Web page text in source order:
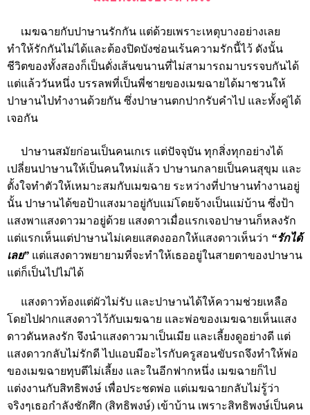
เมฆฉายกับปาษานรักกัน แต่ด้วยเพราะเหตุบางอย่างเลย
ทำให้รักกันไม่ได้และต้องปิดบังซ่อนเร้นความรักนี้ไว้ ดังนั้น
ชีวิตของทั้งสองก็เป็นดั่งเส้นขนานที่ไม่สามารถมาบรรจบกันได้
แต่แล้ววันหนึ่ง บรรลพที่เป็นพี่ชายของเมฆฉายได้มาชวนให้
ปาษานไปทำงานด้วยกัน ซึ่งปาษานตกปากรับคำไป และทั้งคู่ได้
เจอกัน
ปาษานสมัยก่อนเป็นคนเกเร แต่ปัจจุบัน ทุกสิ่งทุกอย่างได้
เปลี่ยนปาษานให้เป็นคนใหม่แล้ว ปาษานกลายเป็นคนสุขุม และ
ตั้งใจทำตัวให้เหมาะสมกับเมฆฉาย ระหว่างที่ปาษานทำงานอยู่
นั้น ปาษานได้ขอป้าแสงมาอยู่กับแม่โดยจ้างเป็นแม่บ้าน ซึ่งป้า
แสงพาแสงดาวมาอยู่ด้วย แสงดาวเมื่อแรกเจอปาษานก็หลงรัก
แต่แรกเห็นแต่ปาษานไม่เคยแสดงออกให้แสงดาวเห็นว่า “รักได้
เลย” แต่แสงดาวพยายามที่จะทำให้เธออยู่ในสายตาของปาษาน
แต่ก็เป็นไปไม่ได้
แสงดาวท้องแต่ผัวไม่รับ และปาษานได้ให้ความช่วยเหลือ
โดยไปฝากแสงดาวไว้กับเมฆฉาย และพ่อของเมฆฉายเห็นแสง
ดาวดันหลงรัก จึงนำแสงดาวมาเป็นเมีย และเลี้ยงดูอย่างดี แต่
แสงดาวกลับไม่รักดี ไปแอบมีอะไรกับครูสอนขับรถจึงทำให้พ่อ
ของเมฆฉายทุบตีไม่เลี้ยง และในอีกฟากหนึ่ง เมฆฉายก็ไป
แต่งงานกับสิทธิพงษ์ เพื่อประชดพ่อ แต่เมฆฉายกลับไม่รู้ว่า
จริงๆเธอกำลังชักศึก (สิทธิพงษ์) เข้าบ้าน เพราะสิทธิพงษ์เป็นคน